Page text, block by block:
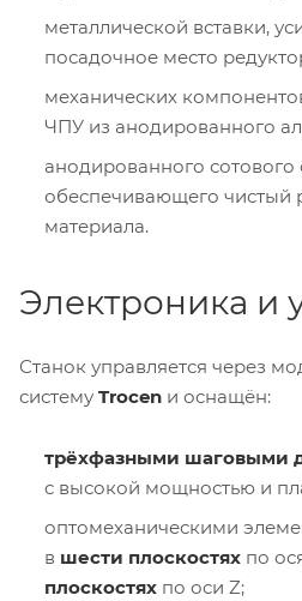
металлической вставки,
посадочное место
механических
ЧПУ из анодированного
анодированного сотового
обеспечивающего чистый
материала.
Электроника и
Станок управляется через
систему Trocen и оснащён:
трёхфазными шаговыми
с высокой мощностью и
оптомеханическими
в шести плоскостях по
плоскостях по оси Z;